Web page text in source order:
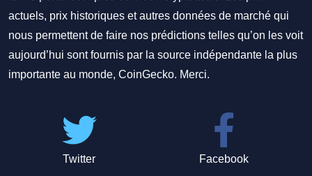
actuels, prix historiques et autres données de marché qui
nous permettent de faire nos prédictions telles qu’on les voit
aujourd’hui sont fournis par la source indépendante la plus
importante au monde, CoinGecko. Merci.
Twitter Facebook